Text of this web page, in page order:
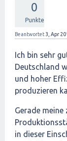
0
Punkte
Beantwortet 3, Apr
Ich bin sehr
Deutschland
und hoher
produzieren
Gerade meine
in dieser